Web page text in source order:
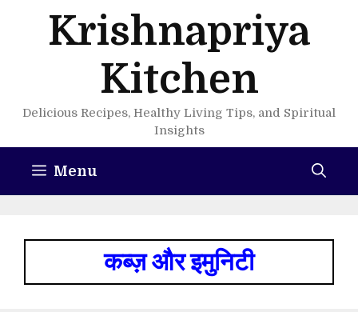
Krishnapriya
Kitchen
Delicious Recipes, Healthy Living Tips, and Spiritual
Insights
Menu
कब्ज़ और इमुनिटी